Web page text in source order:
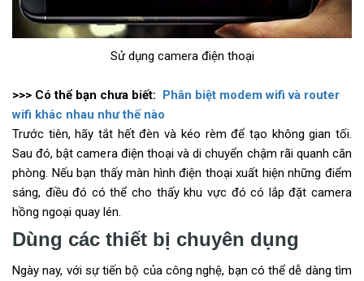
Sử dụng camera điện thoại
>>> Có thể bạn chưa biết:
Phân biệt modem wifi và router
wifi khác nhau như thế nào
Trước tiên, hãy tắt hết đèn và kéo rèm để tạo không gian tối.
Sau đó, bật camera điện thoại và di chuyển chậm rãi quanh căn
phòng. Nếu bạn thấy màn hình điện thoại xuất hiện những điểm
sáng, điều đó có thể cho thấy khu vực đó có lắp đặt camera
hồng ngoại quay lén.
Dùng các thiết bị chuyên dụng
Ngày nay, với sự tiến bộ của công nghệ, bạn có thể dễ dàng tìm